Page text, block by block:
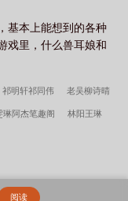
基本上能想到的各种
戏里，什么兽耳娘和
祁明轩祁同伟 老吴柳诗晴
琳阿杰笔趣阁 林阳王琳
阅读